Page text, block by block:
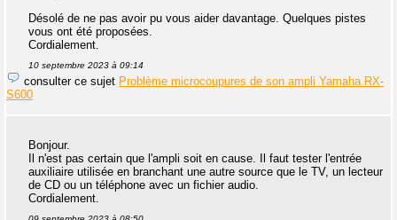
Désolé de ne pas avoir pu vous aider davantage. Quelques pistes
vous ont été proposées.
Cordialement.
10 septembre 2023 à 09:14
consulter ce sujet Problème microcoupures de son ampli Yamaha RX-
S600
Bonjour.
Il n'est pas certain que l'ampli soit en cause. Il faut tester l'entrée
auxiliaire utilisée en branchant une autre source que le TV, un lecteur
de CD ou un téléphone avec un fichier audio.
Cordialement.